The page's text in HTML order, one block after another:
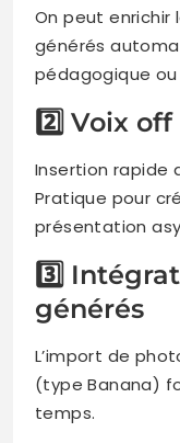
On peut enrichir
générés
pédagogique ou
2️⃣ Voix
Insertion rapide
Pratique pour
présentation
3️⃣
générés
L’import de
(type Banana)
temps.